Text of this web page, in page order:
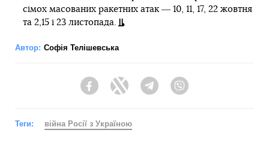
сімох масованих ракетних атак ― 10, 11, 17, 22 жовтня
та 2,15 і 23 листопада.
Автор: Софія Телішевська
FacebookTwitter Telegram
Теги: війна Росії з Україною